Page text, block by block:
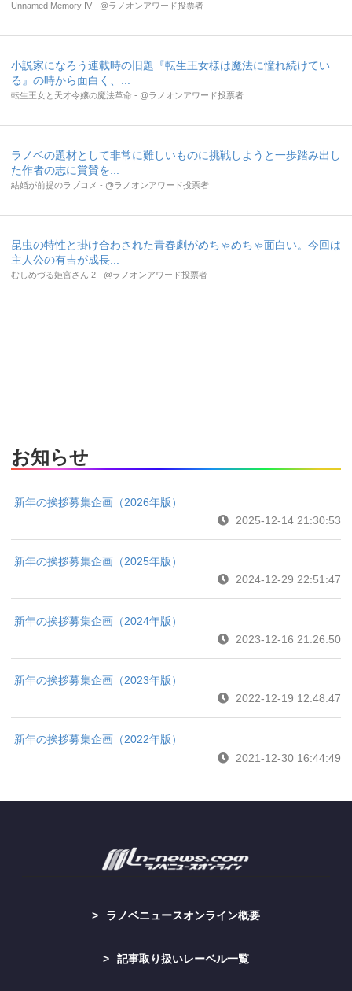
Unnamed Memory IV - @ラノオンアワード投票者
小説家になろう連載時の旧題『転生王女様は魔法に憧れ続けてい
る』の時から面白く、...
転生王女と天才令嬢の魔法革命 - @ラノオンアワード投票者
ラノベの題材として非常に難しいものに挑戦しようと一歩踏み出し
た作者の志に賞賛を...
結婚が前提のラブコメ - @ラノオンアワード投票者
昆虫の特性と掛け合わされた青春劇がめちゃめちゃ面白い。今回は
主人公の有吉が成長...
むしめづる姫宮さん 2 - @ラノオンアワード投票者
お知らせ
新年の挨拶募集企画（2026年版）
2025-12-14 21:30:53
新年の挨拶募集企画（2025年版）
2024-12-29 22:51:47
新年の挨拶募集企画（2024年版）
2023-12-16 21:26:50
新年の挨拶募集企画（2023年版）
2022-12-19 12:48:47
新年の挨拶募集企画（2022年版）
2021-12-30 16:44:49
ラノベニュースオンライン概要
記事取り扱いレーベル一覧